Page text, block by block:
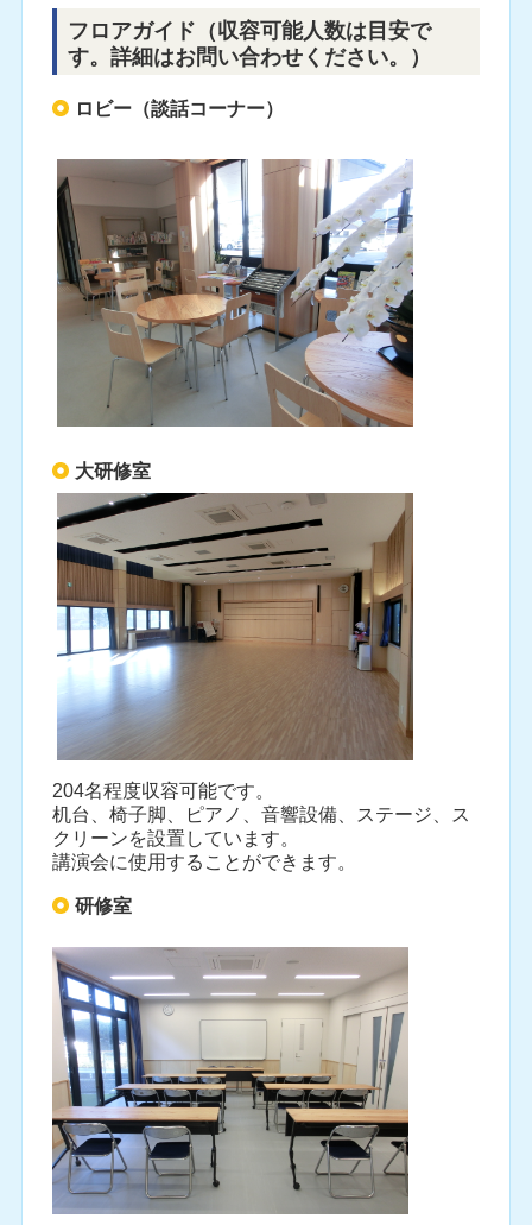
フロアガイド（収容可能人数は目安で
す。詳細はお問い合わせください。）
ロビー（談話コーナー）
大研修室
204名程度収容可能です。
机台、椅子脚、ピアノ、音響設備、ステージ、ス
クリーンを設置しています。
講演会に使用することができます。
研修室